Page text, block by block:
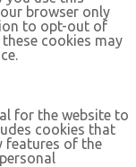
browser only
to opt-out of
cookies may
for the website to
cookies that
features of the